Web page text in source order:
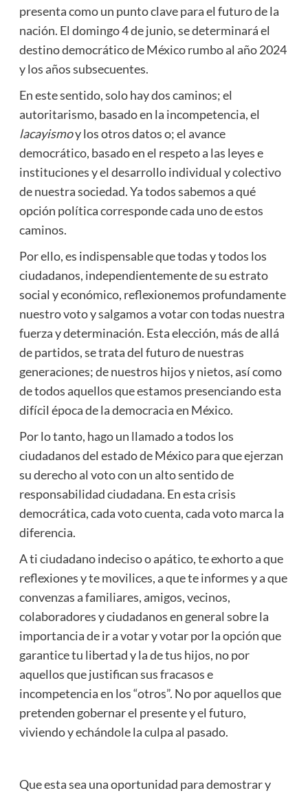
presenta como un punto clave para el futuro de la
nación. El domingo 4 de junio, se determinará el
destino democrático de México rumbo al año 2024
y los años subsecuentes.
En este sentido, solo hay dos caminos; el
autoritarismo, basado en la incompetencia, el
lacayismoy los otros datos o; el avance
democrático, basado en el respeto a las leyes e
instituciones y el desarrollo individual y colectivo
de nuestra sociedad. Ya todos sabemos a qué
opción política corresponde cada uno de estos
caminos.
Por ello, es indispensable que todas y todos los
ciudadanos, independientemente de su estrato
social y económico, reflexionemos profundamente
nuestro voto y salgamos a votar con todas nuestra
fuerza y determinación. Esta elección, más de allá
de partidos, se trata del futuro de nuestras
generaciones; de nuestros hijos y nietos, así como
de todos aquellos que estamos presenciando esta
difícil época de la democracia en México.
Por lo tanto, hago un llamado a todos los
ciudadanos del estado de México para que ejerzan
su derecho al voto con un alto sentido de
responsabilidad ciudadana. En esta crisis
democrática, cada voto cuenta, cada voto marca la
diferencia.
A ti ciudadano indeciso o apático, te exhorto a que
reflexiones y te movilices, a que te informes y a que
convenzas a familiares, amigos, vecinos,
colaboradores y ciudadanos en general sobre la
importancia de ir a votar y votar por la opción que
garantice tu libertad y la de tus hijos, no por
aquellos que justifican sus fracasos e
incompetencia en los “otros”. No por aquellos que
pretenden gobernar el presente y el futuro,
viviendo y echándole la culpa al pasado.
Que esta sea una oportunidad para demostrar y